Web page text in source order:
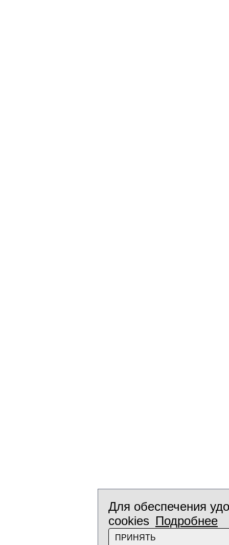
Для обеспечения
cookies Подробнее
ПРИНЯТЬ